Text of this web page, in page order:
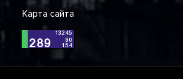
Карта сайта